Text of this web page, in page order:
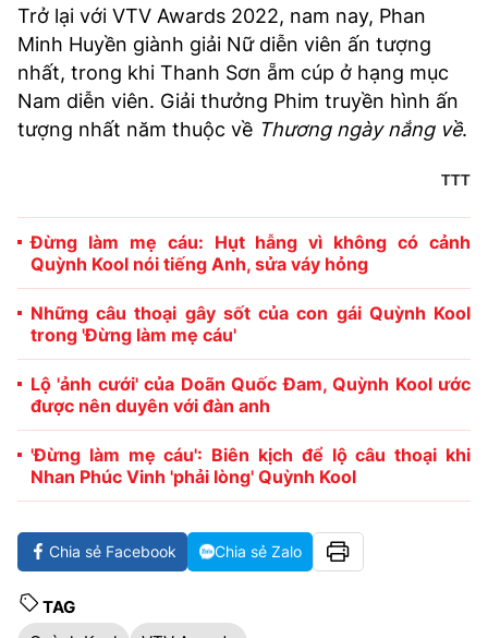
Trở lại với VTV Awards 2022, nam nay, Phan
Minh Huyền giành giải Nữ diễn viên ấn tượng
nhất, trong khi Thanh Sơn ẵm cúp ở hạng mục
Nam diễn viên. Giải thưởng Phim truyền hình ấn
tượng nhất năm thuộc về Thương ngày nắng về.
TTT
Đừng làm mẹ cáu: Hụt hẫng vì không có cảnh
Quỳnh Kool nói tiếng Anh, sửa váy hỏng
Những câu thoại gây sốt của con gái Quỳnh Kool
trong 'Đừng làm mẹ cáu'
Lộ 'ảnh cưới' của Doãn Quốc Đam, Quỳnh Kool ước
được nên duyên với đàn anh
'Đừng làm mẹ cáu': Biên kịch để lộ câu thoại khi
Nhan Phúc Vinh 'phải lòng' Quỳnh Kool
Chia sẻ Facebook Chia sẻ Zalo
TAG